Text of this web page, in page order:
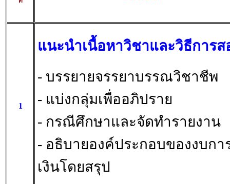
1
แนะนำเนื้อหาวิชาและวิธีการส
- บรรยายจรรยาบรรณวิชาชีพ
- แบ่งกลุ่มเพื่ออภิปราย
- กรณีศึกษาและจัดทำรายงาน
- อธิบายองค์ประกอบของงบกา
เงินโดยสรุป